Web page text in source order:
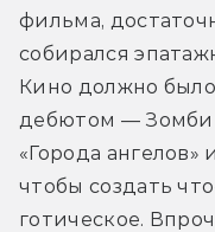
фильма,
собирался
Кино должно
дебютом — Зомби
«Города ангелов»
чтобы создать
готическое.